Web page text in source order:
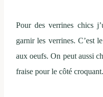
Pour des verrines chics
garnir les verrines. C’est
aux oeufs. On peut aussi
fraise pour le côté croquant.